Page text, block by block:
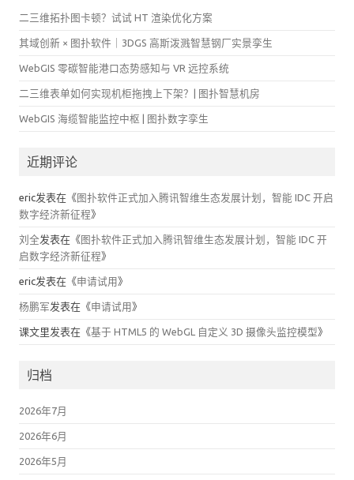
二三维拓扑图卡顿？试试 HT 渲染优化方案
其域创新 × 图扑软件｜3DGS 高斯泼溅智慧钢厂实景孪生
WebGIS 零碳智能港口态势感知与 VR 远控系统
二三维表单如何实现机柜拖拽上下架？| 图扑智慧机房
WebGIS 海缆智能监控中枢 | 图扑数字孪生
近期评论
eric发表在《 图扑软件正式加入腾讯智维生态发展计划，智能 IDC 开启
数字经济新征程》
刘全发表在《 图扑软件正式加入腾讯智维生态发展计划，智能 IDC 开
启数字经济新征程》
eric发表在《申请试用 》
杨鹏军发表在《申请试用 》
课文里发表在《基于 HTML5 的 WebGL 自定义 3D 摄像头监控模型》
归档
2026年7月
2026年6月
2026年5月